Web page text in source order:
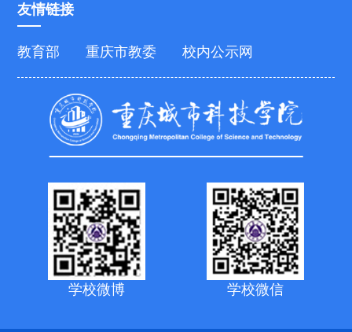
友情链接
教育部 重庆市教委 校内公示网
学校微博 学校微信